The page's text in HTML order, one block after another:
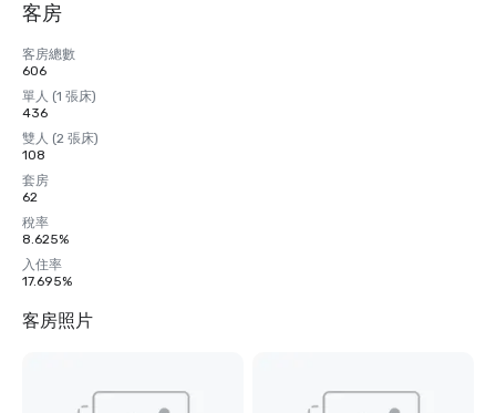
客房
客房總數
606
單人 (1 張床)
436
雙人 (2 張床)
108
套房
62
稅率
8.625%
入住率
17.695%
客房照片